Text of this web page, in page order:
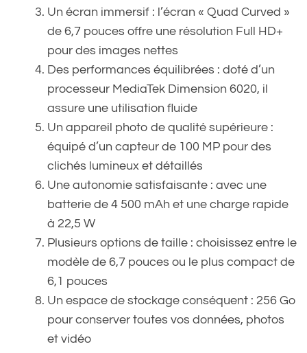
Un écran immersif : l’écran « Quad Curved »
de 6,7 pouces offre une résolution Full HD+
pour des images nettes
Des performances équilibrées : doté d’un
processeur MediaTek Dimension 6020, il
assure une utilisation fluide
Un appareil photo de qualité supérieure :
équipé d’un capteur de 100 MP pour des
clichés lumineux et détaillés
Une autonomie satisfaisante : avec une
batterie de 4 500 mAh et une charge rapide
à 22,5 W
Plusieurs options de taille : choisissez entre le
modèle de 6,7 pouces ou le plus compact de
6,1 pouces
Un espace de stockage conséquent : 256 Go
pour conserver toutes vos données, photos
et vidéo